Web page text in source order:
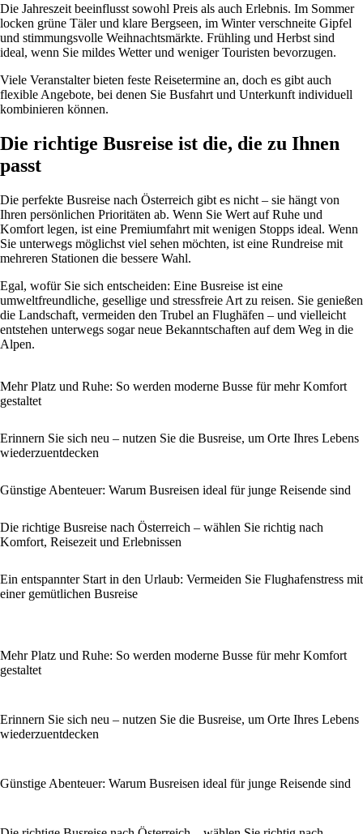
Die Jahreszeit beeinflusst sowohl Preis als auch Erlebnis. Im Sommer
locken grüne Täler und klare Bergseen, im Winter verschneite Gipfel
und stimmungsvolle Weihnachtsmärkte. Frühling und Herbst sind
ideal, wenn Sie mildes Wetter und weniger Touristen bevorzugen.
Viele Veranstalter bieten feste Reisetermine an, doch es gibt auch
flexible Angebote, bei denen Sie Busfahrt und Unterkunft individuell
kombinieren können.
Die richtige Busreise ist die, die zu Ihnen
passt
Die perfekte Busreise nach Österreich gibt es nicht – sie hängt von
Ihren persönlichen Prioritäten ab. Wenn Sie Wert auf Ruhe und
Komfort legen, ist eine Premiumfahrt mit wenigen Stopps ideal. Wenn
Sie unterwegs möglichst viel sehen möchten, ist eine Rundreise mit
mehreren Stationen die bessere Wahl.
Egal, wofür Sie sich entscheiden: Eine Busreise ist eine
umweltfreundliche, gesellige und stressfreie Art zu reisen. Sie genießen
die Landschaft, vermeiden den Trubel an Flughäfen – und vielleicht
entstehen unterwegs sogar neue Bekanntschaften auf dem Weg in die
Alpen.
Mehr Platz und Ruhe: So werden moderne Busse für mehr Komfort
gestaltet
Erinnern Sie sich neu – nutzen Sie die Busreise, um Orte Ihres Lebens
wiederzuentdecken
Günstige Abenteuer: Warum Busreisen ideal für junge Reisende sind
Die richtige Busreise nach Österreich – wählen Sie richtig nach
Komfort, Reisezeit und Erlebnissen
Ein entspannter Start in den Urlaub: Vermeiden Sie Flughafenstress mit
einer gemütlichen Busreise
Mehr Platz und Ruhe: So werden moderne Busse für mehr Komfort
gestaltet
Erinnern Sie sich neu – nutzen Sie die Busreise, um Orte Ihres Lebens
wiederzuentdecken
Günstige Abenteuer: Warum Busreisen ideal für junge Reisende sind